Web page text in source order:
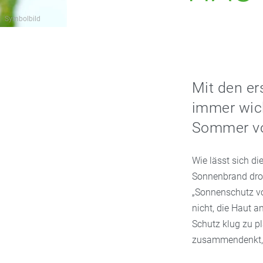
Symbolbild
Mit den
immer
Sommer
Wie lässt sich
Sonnenbrand
„Sonnenschutz
nicht, die Haut
Schutz klug zu